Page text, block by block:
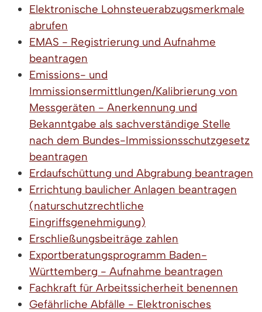
Elektronische Lohnsteuerabzugsmerkmale
abrufen
EMAS - Registrierung und Aufnahme
beantragen
Emissions- und
Immissionsermittlungen/Kalibrierung von
Messgeräten - Anerkennung und
Bekanntgabe als sachverständige Stelle
nach dem Bundes-Immissionsschutzgesetz
beantragen
Erdaufschüttung und Abgrabung beantragen
Errichtung baulicher Anlagen beantragen
(naturschutzrechtliche
Eingriffsgenehmigung)
Erschließungsbeiträge zahlen
Exportberatungsprogramm Baden-
Württemberg - Aufnahme beantragen
Fachkraft für Arbeitssicherheit benennen
Gefährliche Abfälle - Elektronisches